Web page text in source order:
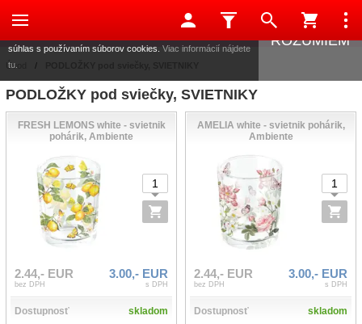
Úvod /
PODLOŽKY pod sviečky, SVIETNIKY
FRESH LEMONS white - svietnik
pohárik, Ambiente
2.44,- EUR
bez DPH
3.00,- EUR
s DPH
Dostupnosť skladom
AMELIA white - svietnik pohárik,
Ambiente
2.44,- EUR
bez DPH
3.00,- EUR
s DPH
Dostupnosť skladom
Táto stránka používa súbory cookies, ktoré nám pomáhajú
súhlas s používaním súborov cookies. Viac informácií nájdete
tu.
ROZUMIEM